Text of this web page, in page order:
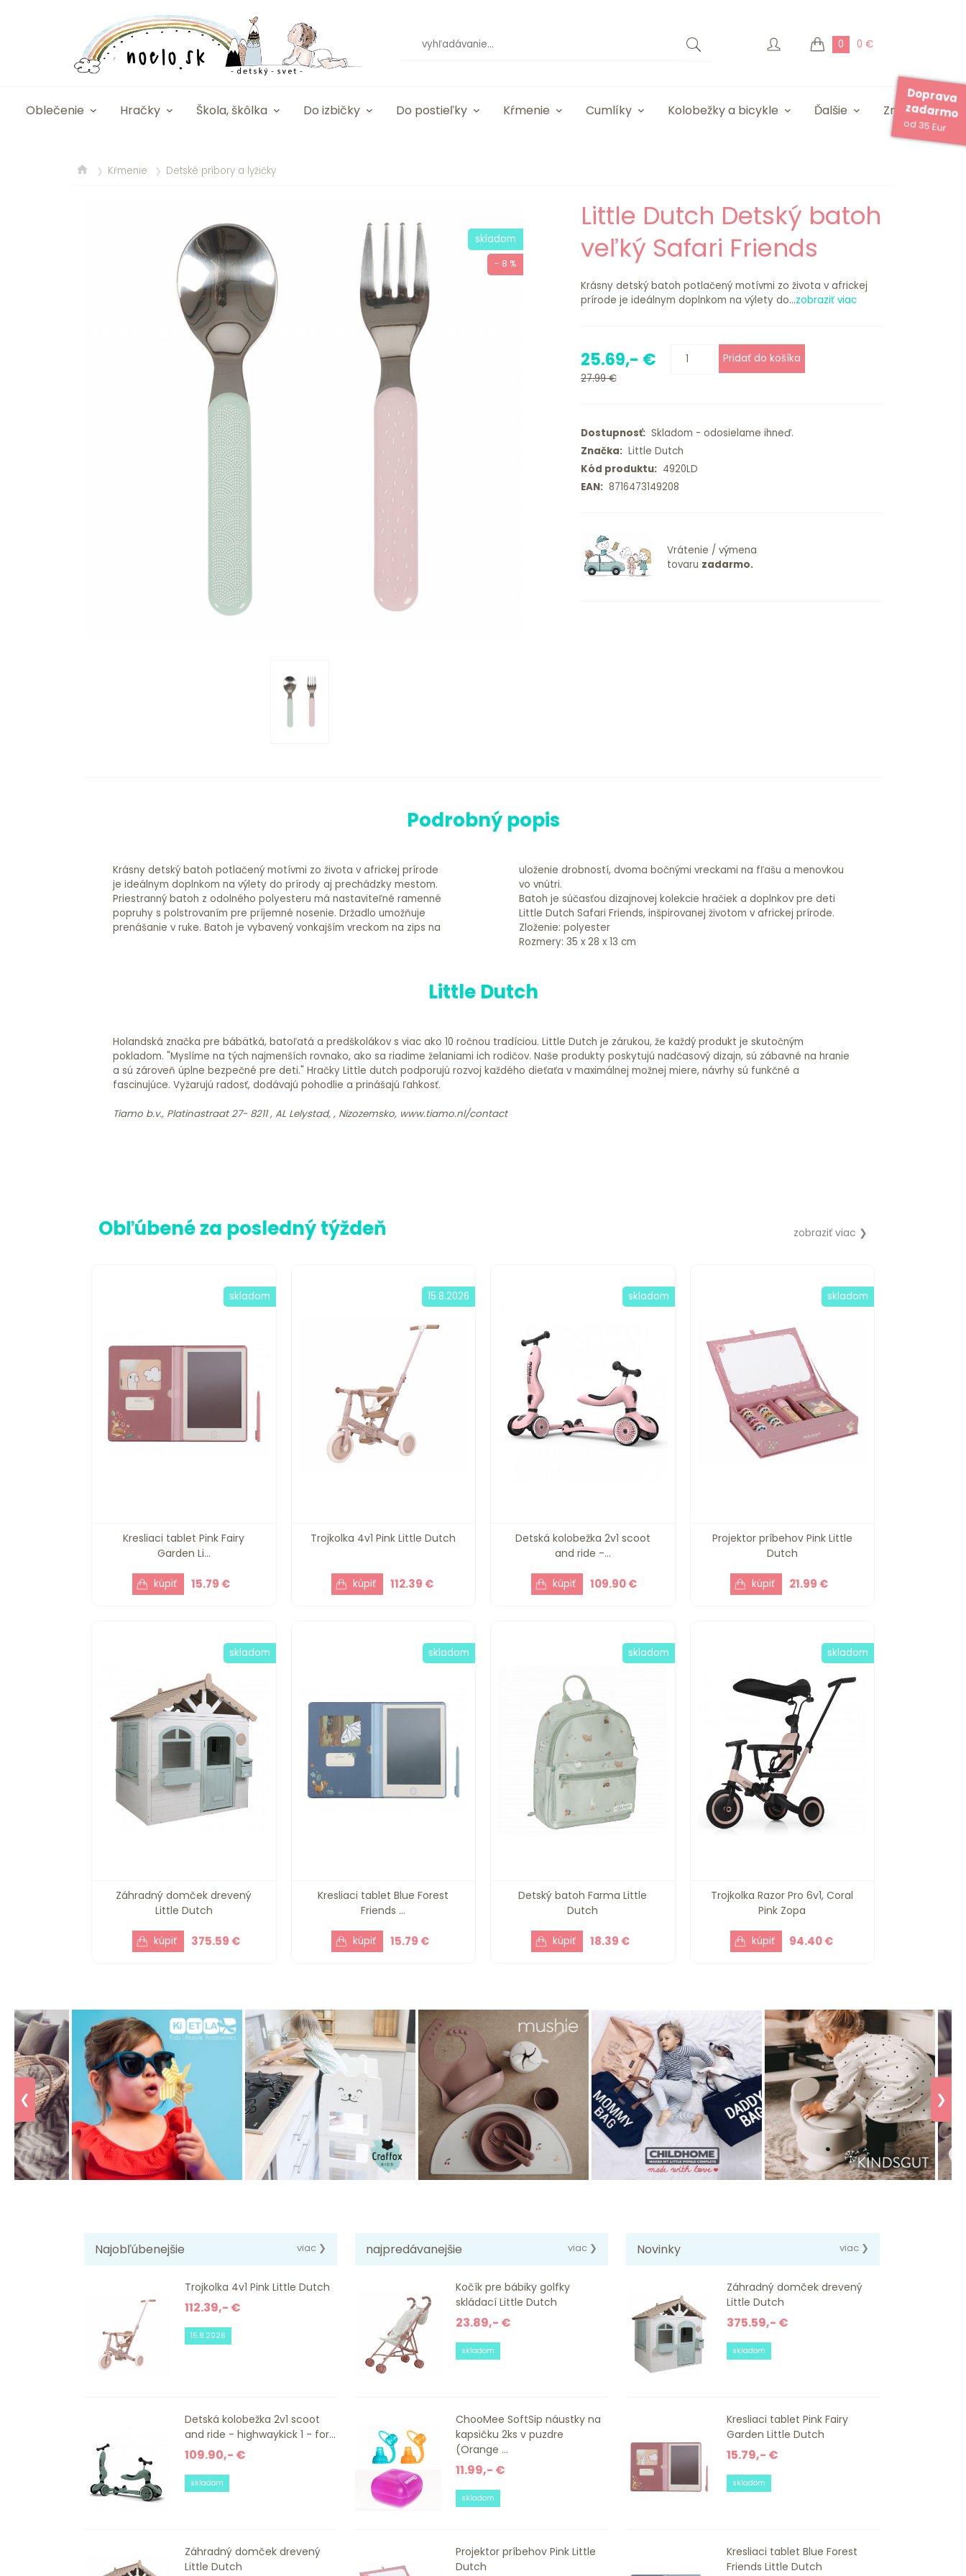
0 0 €
Doprava
zadarmo
od 35 Eur
Oblečenie Hračky Škola, škôlka Do izbičky Do postieľky Kŕmenie Cumlíky Kolobežky a bicykle Ďalšie Značky
❯ Kŕmenie ❯ Detské príbory a lyžičky
skladom
- 8 %
Little Dutch Detský batoh
veľký Safari Friends
Krásny detský batoh potlačený motívmi zo života v africkej
prírode je ideálnym doplnkom na výlety do...zobraziť viac
25.69,- €
27.99 €
Dostupnosť:Skladom - odosielame ihneď.
Značka:Little Dutch
Kód produktu:4920LD
EAN:8716473149208
Vrátenie / výmena
tovaru zadarmo.
Podrobný popis
Krásny detský batoh potlačený motívmi zo života v africkej prírode
je ideálnym doplnkom na výlety do prírody aj prechádzky mestom.
Priestranný batoh z odolného polyesteru má nastaviteľné ramenné
popruhy s polstrovaním pre príjemné nosenie. Držadlo umožňuje
prenášanie v ruke. Batoh je vybavený vonkajším vreckom na zips na
uloženie drobností, dvoma bočnými vreckami na fľašu a menovkou
vo vnútri.
Batoh je súčasťou dizajnovej kolekcie hračiek a doplnkov pre deti
Little Dutch Safari Friends, inšpirovanej životom v africkej prírode.
Zloženie: polyester
Rozmery: 35 x 28 x 13 cm
Little Dutch
Holandská značka pre bábätká, batoľatá a predškolákov s viac ako 10 ročnou tradíciou. Little Dutch je zárukou, že každý produkt je skutočným
pokladom. "Myslíme na tých najmenších rovnako, ako sa riadime želaniami ich rodičov. Naše produkty poskytujú nadčasový dizajn, sú zábavné na hranie
a sú zároveň úplne bezpečné pre deti." Hračky Little dutch podporujú rozvoj každého dieťaťa v maximálnej možnej miere, návrhy sú funkčné a
fascinujúce. Vyžarujú radosť, dodávajú pohodlie a prinášajú ľahkosť.
Tiamo b.v., Platinastraat 27- 8211 , AL Lelystad, , Nizozemsko, www.tiamo.nl/contact
Obľúbené za posledný týždeň zobraziť viac ❯
Kresliaci tablet Pink Fairy
Garden Li...
15.79 €
skladom
Trojkolka 4v1 Pink Little Dutch
112.39 €
15.8.2026
Detská kolobežka 2v1 scoot
and ride -...
109.90 €
skladom
Projektor príbehov Pink Little
Dutch
21.99 €
skladom
Záhradný domček drevený
Little Dutch
375.59 €
skladom
Kresliaci tablet Blue Forest
Friends ...
15.79 €
skladom
Detský batoh Farma Little
Dutch
18.39 €
skladom
Trojkolka Razor Pro 6v1, Coral
Pink Zopa
94.40 €
skladom
❮ ❯
Najobľúbenejšie viac ❯
Trojkolka 4v1 Pink Little Dutch
112.39,- €
15.8.2026
Detská kolobežka 2v1 scoot
and ride - highwaykick 1 - for...
109.90,- €
skladom
Záhradný domček drevený
Little Dutch
najpredávanejšie viac ❯
Kočík pre bábiky golfky
skládací Little Dutch
23.89,- €
skladom
ChooMee SoftSip náustky na
kapsičku 2ks v puzdre
(Orange ...
11.99,- €
skladom
Projektor príbehov Pink Little
Dutch
Novinky viac ❯
Záhradný domček drevený
Little Dutch
375.59,- €
skladom
Kresliaci tablet Pink Fairy
Garden Little Dutch
15.79,- €
skladom
Kresliaci tablet Blue Forest
Friends Little Dutch